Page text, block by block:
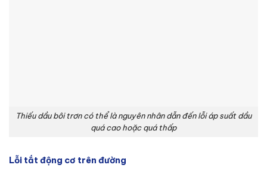
Thiếu dầu bôi trơn có thể là nguyên nhân dẫn đến lỗi áp suất dầu
quá cao hoặc quá thấp
Lỗi tắt động cơ trên đường